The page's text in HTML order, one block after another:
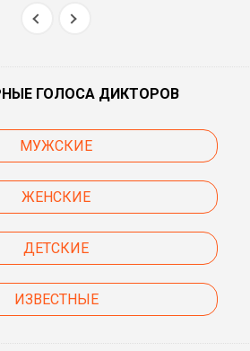
ГОЛОСА ДИКТОРОВ
МУЖСКИЕ
ЖЕНСКИЕ
ДЕТСКИЕ
ИЗВЕСТНЫЕ